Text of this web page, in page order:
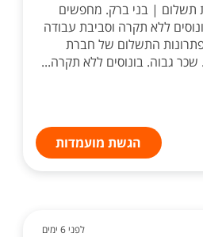
תשלום | בני ברק. מחפשים
ללא תקרה וסביבת עבודה
התשלום של חברת
גבוה. בונוסים ללא תקרה...
הגשת מועמדות
לפני 6 ימים